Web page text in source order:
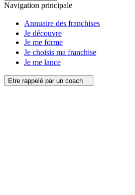
Navigation principale
Annuaire des franchises
Je découvre
Je me forme
Je choisis ma franchise
Je me lance
Etre rappelé par un coach